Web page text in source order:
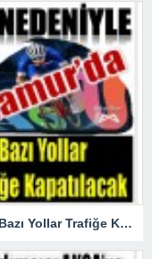
8. Bisiklet Turu Anamur’dan Başlıyor. Bazı Yollar Trafiğe Kapatılacak